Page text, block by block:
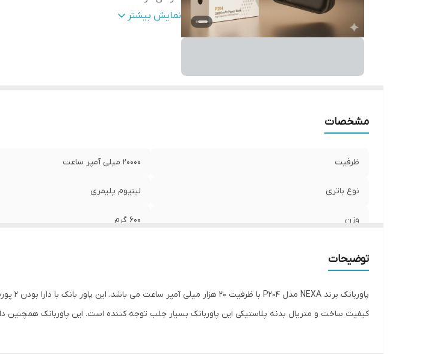
شدت جریان خروجی
نمایش بیشتر
مشخصات
ظرفیت 20000 میلی آمپر ساعت
نوع باتری لیتیوم پلیمری
وزن 600 گرم
توضیحات
کیفیت ساخت و متریال بدنه پلاستیکی این پاوربانک بسیار جلب توجه کننده است. این پاوربانک